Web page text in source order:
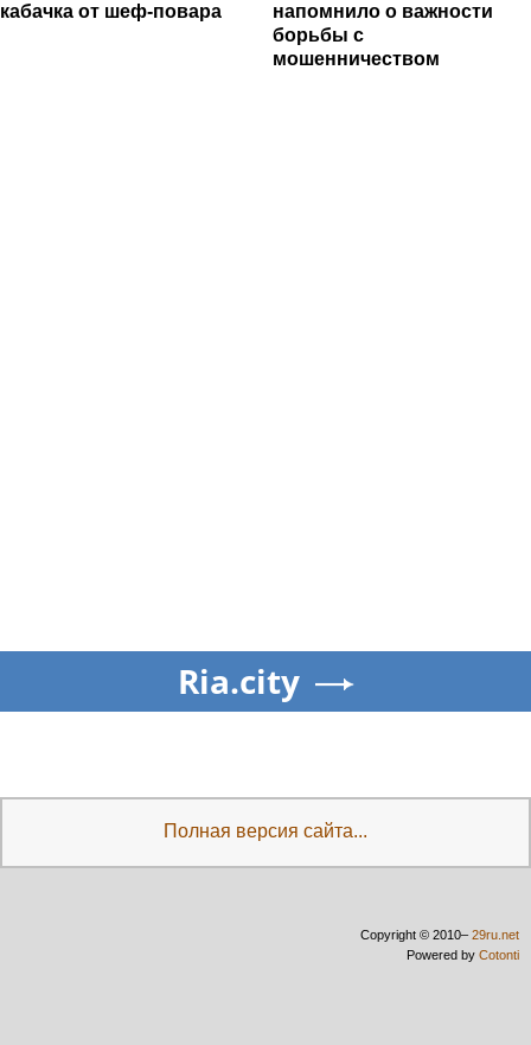
кабачка от шеф-повара
напомнило о важности
борьбы с
мошенничеством
Ria.city
Полная версия сайта...
Copyright © 2010– 29ru.net
Powered by Cotonti